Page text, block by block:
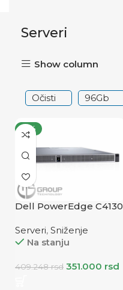
Serveri
Show column
Očisti 96Gb
-14%
Dell PowerEdge C4130
Serveri, Sniženje
Na stanju
409.248rsd 351.000 rsd